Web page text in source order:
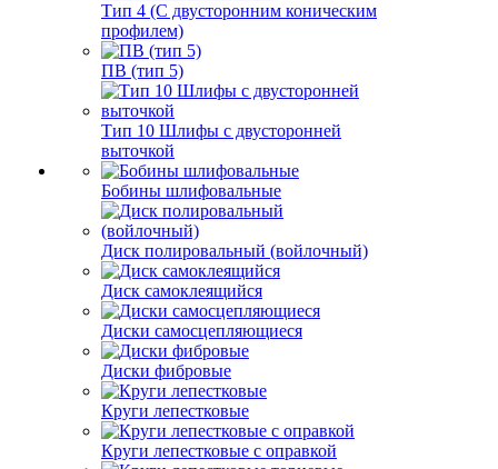
Тип 4 (С двусторонним коническим
профилем)
ПВ (тип 5)
Тип 10 Шлифы с двусторонней
выточкой
Бобины шлифовальные
Диск полировальный (войлочный)
Диск самоклеящийся
Диски самосцепляющиеся
Диски фибровые
Круги лепестковые
Круги лепестковые с оправкой